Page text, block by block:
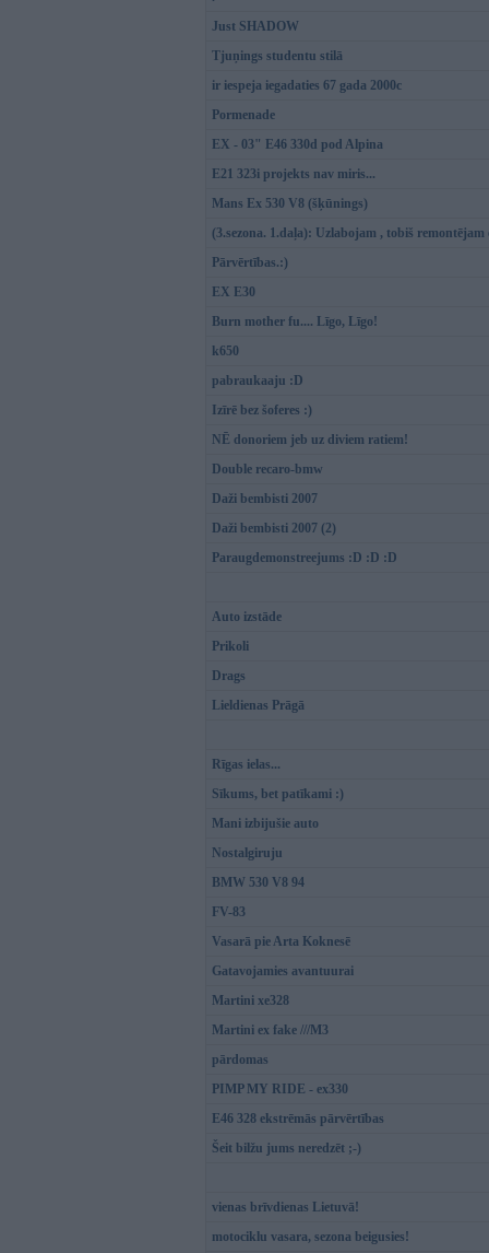
Just SHADOW
Tjuņings studentu stilā
ir iespeja iegadaties 67 gada 2000c
Pormenade
EX - 03" E46 330d pod Alpina
E21 323i projekts nav miris...
Mans Ex 530 V8 (šķūnings)
(3.sezona. 1.daļa): Uzlabojam , tobiš remontējam
Pārvērtības.:)
EX E30
Burn mother fu.... Līgo, Līgo!
k650
pabraukaaju :D
Izīrē bez šoferes :)
NĒ donoriem jeb uz diviem ratiem!
Double recaro-bmw
Daži bembisti 2007
Daži bembisti 2007 (2)
Paraugdemonstreejums :D :D :D
Auto izstāde
Prikoli
Drags
Lieldienas Prāgā
Rīgas ielas...
Sīkums, bet patīkami :)
Mani izbijušie auto
Nostalgiruju
BMW 530 V8 94
FV-83
Vasarā pie Arta Koknesē
Gatavojamies avantuurai
Martini xe328
Martini ex fake ///M3
pārdomas
PIMP MY RIDE - ex330
E46 328 ekstrēmās pārvērtības
Šeit bilžu jums neredzēt ;-)
vienas brīvdienas Lietuvā!
motociklu vasara, sezona beigusies!